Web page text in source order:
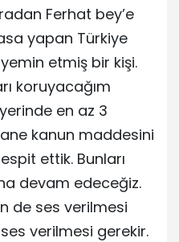
Ferhat bey’e
yapan Türkiye
etmiş bir kişi.
koruyacağım
en az 3
kanun maddesini
ettik. Bunları
devam edeceğiz.
de ses verilmesi
verilmesi gerekir.